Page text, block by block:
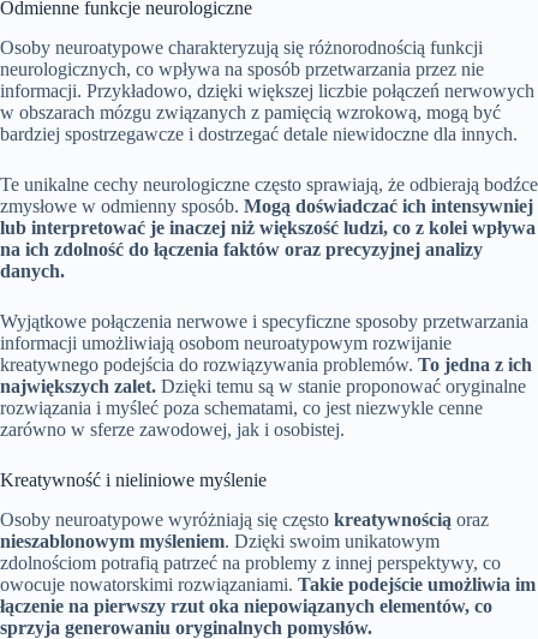
Odmienne funkcje neurologiczne
Osoby neuroatypowe charakteryzują się różnorodnością funkcji
neurologicznych, co wpływa na sposób przetwarzania przez nie
informacji. Przykładowo, dzięki większej liczbie połączeń nerwowych
w obszarach mózgu związanych z pamięcią wzrokową, mogą być
bardziej spostrzegawcze i dostrzegać detale niewidoczne dla innych.
Te unikalne cechy neurologiczne często sprawiają, że odbierają bodźce
zmysłowe w odmienny sposób. Mogą doświadczać ich intensywniej
lub interpretować je inaczej niż większość ludzi, co z kolei wpływa
na ich zdolność do łączenia faktów oraz precyzyjnej analizy
danych.
Wyjątkowe połączenia nerwowe i specyficzne sposoby przetwarzania
informacji umożliwiają osobom neuroatypowym rozwijanie
kreatywnego podejścia do rozwiązywania problemów. To jedna z ich
największych zalet. Dzięki temu są w stanie proponować oryginalne
rozwiązania i myśleć poza schematami, co jest niezwykle cenne
zarówno w sferze zawodowej, jak i osobistej.
Kreatywność i nieliniowe myślenie
Osoby neuroatypowe wyróżniają się często kreatywnością oraz
nieszablonowym myśleniem. Dzięki swoim unikatowym
zdolnościom potrafią patrzeć na problemy z innej perspektywy, co
owocuje nowatorskimi rozwiązaniami. Takie podejście umożliwia im
łączenie na pierwszy rzut oka niepowiązanych elementów, co
sprzyja generowaniu oryginalnych pomysłów.